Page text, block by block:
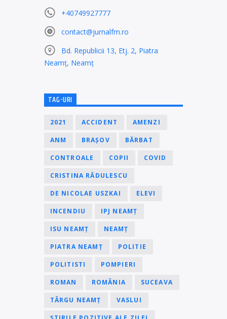
+40749927777
contact@jurnalfm.ro
Bd. Republicii 13, Etj. 2, Piatra
Neamț, Neamț
TAG-URI
2021 ACCIDENT AMENZI
ANM BRAȘOV BĂRBAT
CONTROALE COPII COVID
CRISTINA RĂDULESCU
DE NICOLAE USZKAI ELEVI
INCENDIU IPJ NEAMȚ
ISU NEAMȚ NEAMȚ
PIATRA NEAMȚ POLITIE
POLITISTI POMPIERI
ROMAN ROMÂNIA SUCEAVA
TÂRGU NEAMȚ VASLUI